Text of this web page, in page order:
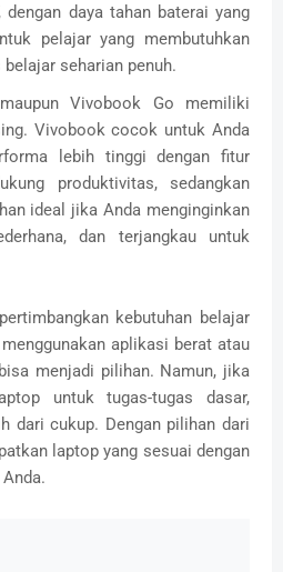
dengan daya tahan baterai yang
pelajar yang membutuhkan
seharian penuh.
Vivobook Go memiliki
Vivobook cocok untuk Anda
lebih tinggi dengan fitur
produktivitas, sedangkan
ideal jika Anda menginginkan
dan terjangkau untuk
kebutuhan belajar
aplikasi berat atau
menjadi pilihan. Namun, jika
untuk tugas-tugas dasar,
dari cukup. Dengan pilihan dari
laptop yang sesuai dengan